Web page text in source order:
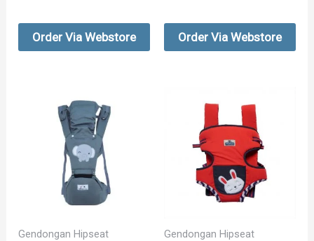
Order Via Webstore
Order Via Webstore
Gendongan Hipseat Gendongan Hipseat